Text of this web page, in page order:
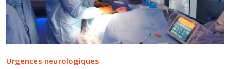
Urgences neurologiques